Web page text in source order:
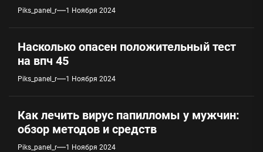
Piks_panel_r 1 Ноября 2024
Насколько опасен положительный тест
на впч 45
Piks_panel_r 1 Ноября 2024
Как лечить вирус папилломы у мужчин:
обзор методов и средств
Piks_panel_r 1 Ноября 2024